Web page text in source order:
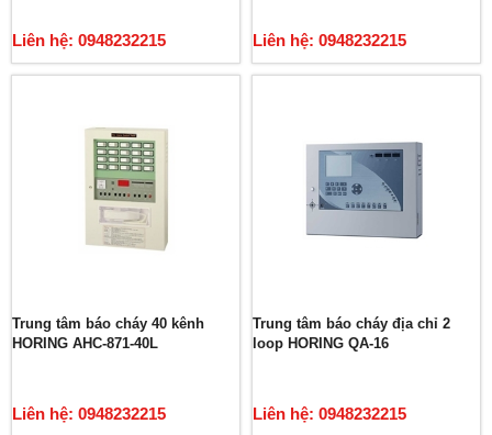
Liên hệ: 0948232215 Liên hệ: 0948232215
Trung tâm báo cháy 40 kênh
HORING AHC-871-40L
Liên hệ: 0948232215
Trung tâm báo cháy địa chỉ 2
loop HORING QA-16
Liên hệ: 0948232215